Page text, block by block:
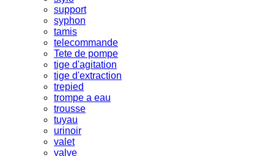
support
syphon
tamis
telecommande
Tete de pompe
tige d'agitation
tige d'extraction
trepied
trompe a eau
trousse
tuyau
urinoir
valet
valve